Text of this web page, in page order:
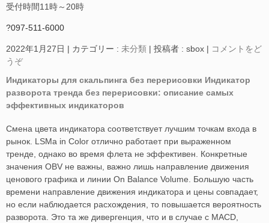
受付時間11時～20時
?097-511-6000
2022年1月27日 | カテゴリー : 未分類 | 投稿者 : sbox | コメントをど
うぞ
Индикаторы для скальпинга без перерисовки Индикатор
разворота тренда без перерисовки: описание самых
эффективных индикаторов
Смена цвета индикатора соответствует лучшим точкам входа в
рынок. LSMa in Color отлично работает при выраженном
тренде, однако во время флета не эффективен. Конкретные
значения OBV не важны, важно лишь направление движения
ценового графика и линии On Balance Volume. Большую часть
времени направление движения индикатора и цены совпадает,
но если наблюдается расхождения, то повышается вероятность
разворота. Это та же дивергенция, что и в случае с MACD,